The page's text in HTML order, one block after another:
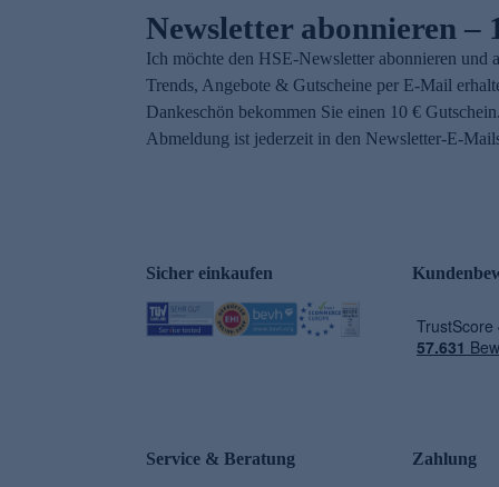
Newsletter abonnieren –
Ich möchte den HSE-Newsletter abonnieren und
Trends, Angebote & Gutscheine per E-Mail
Dankeschön bekommen Sie einen 10 €
Abmeldung ist jederzeit in den Newsletter-E-
Sicher einkaufen
Service & Beratung Zahlung